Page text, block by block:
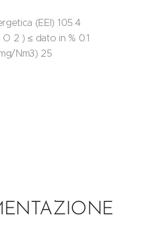
(EEI) 105.4
O 2 ) ≤ dato in % 0.1
Nm3) 25